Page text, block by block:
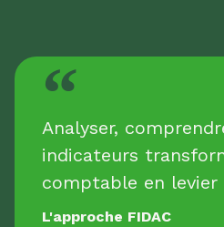
Analyser,
indicateurs
comptable en levier
L'approche FIDAC